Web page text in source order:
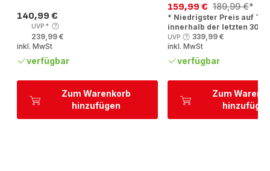
Zum Warenkorb
hinzufügen
Preis
140,99 €
UVP*
239,99 €
inkl. MwSt
verfügbar
Zum
Ermäßigter
Preis
159,99 €
Erstes
Angebot
189,99 €*
* Niedrigster Preis auf
innerhalb der letzten 30
UVP
339,99 €
inkl. MwSt
verfügbar